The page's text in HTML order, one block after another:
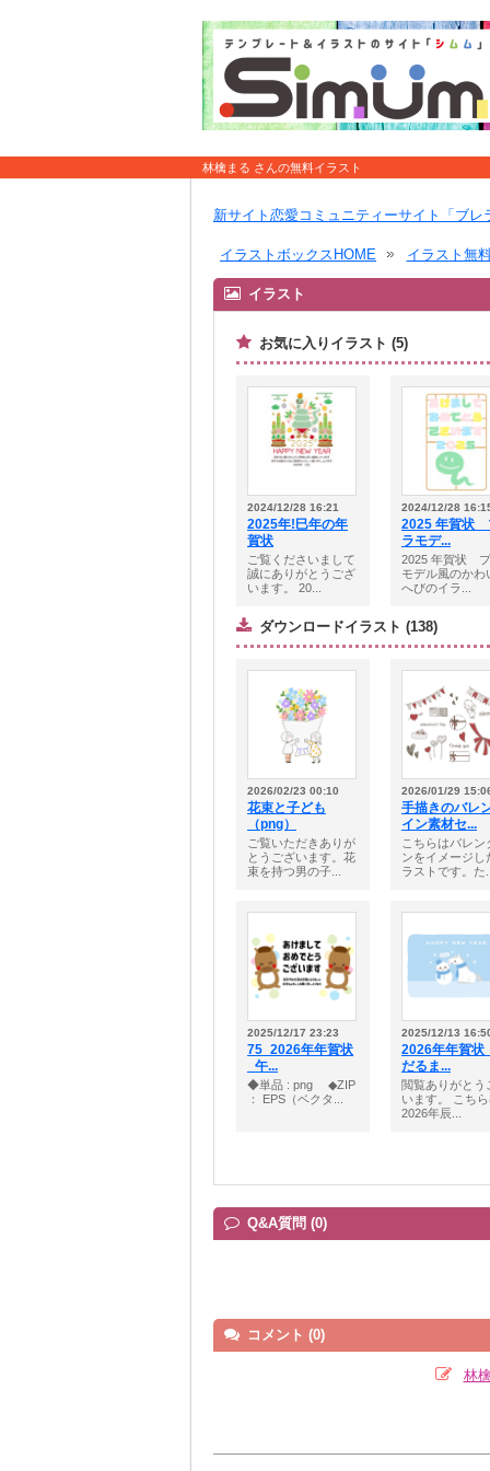
林檎まる さんの無料イラスト
新サイト恋愛コミュニティーサイト「ブレ
イラストボックスHOME イラスト無
イラスト
お気に入りイラスト (5)
2024/12/28 16:21
2025年!巳年の年
賀状
ご覧くださいまして
誠にありがとうござ
います。 20...
2024/12/28
2025 年賀状
ラモデ...
2025 年賀状
モデル風のかわ
へびのイラ...
ダウンロードイラスト (138)
2026/02/23 00:10
花束と子ども
（png）
ご覧いただきありが
とうございます。花
束を持つ男の子...
2026/01/29
手描きのバレ
イン素材セ...
こちらはバレン
ンをイメージし
ラストです。た
2025/12/17 23:23
75_2026年年賀状
_午...
◆単品 : png ◆ZIP
： EPS（ベクタ...
2025/12/13
2026年年賀
だるま...
閲覧ありがとう
います。 こち
2026年辰...
Q&A質問 (0)
コメント (0)
林